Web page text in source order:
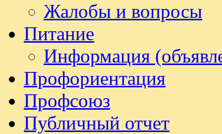
Жалобы и вопросы
Питание
Информация
Профориентация
Профсоюз
Публичный отчет